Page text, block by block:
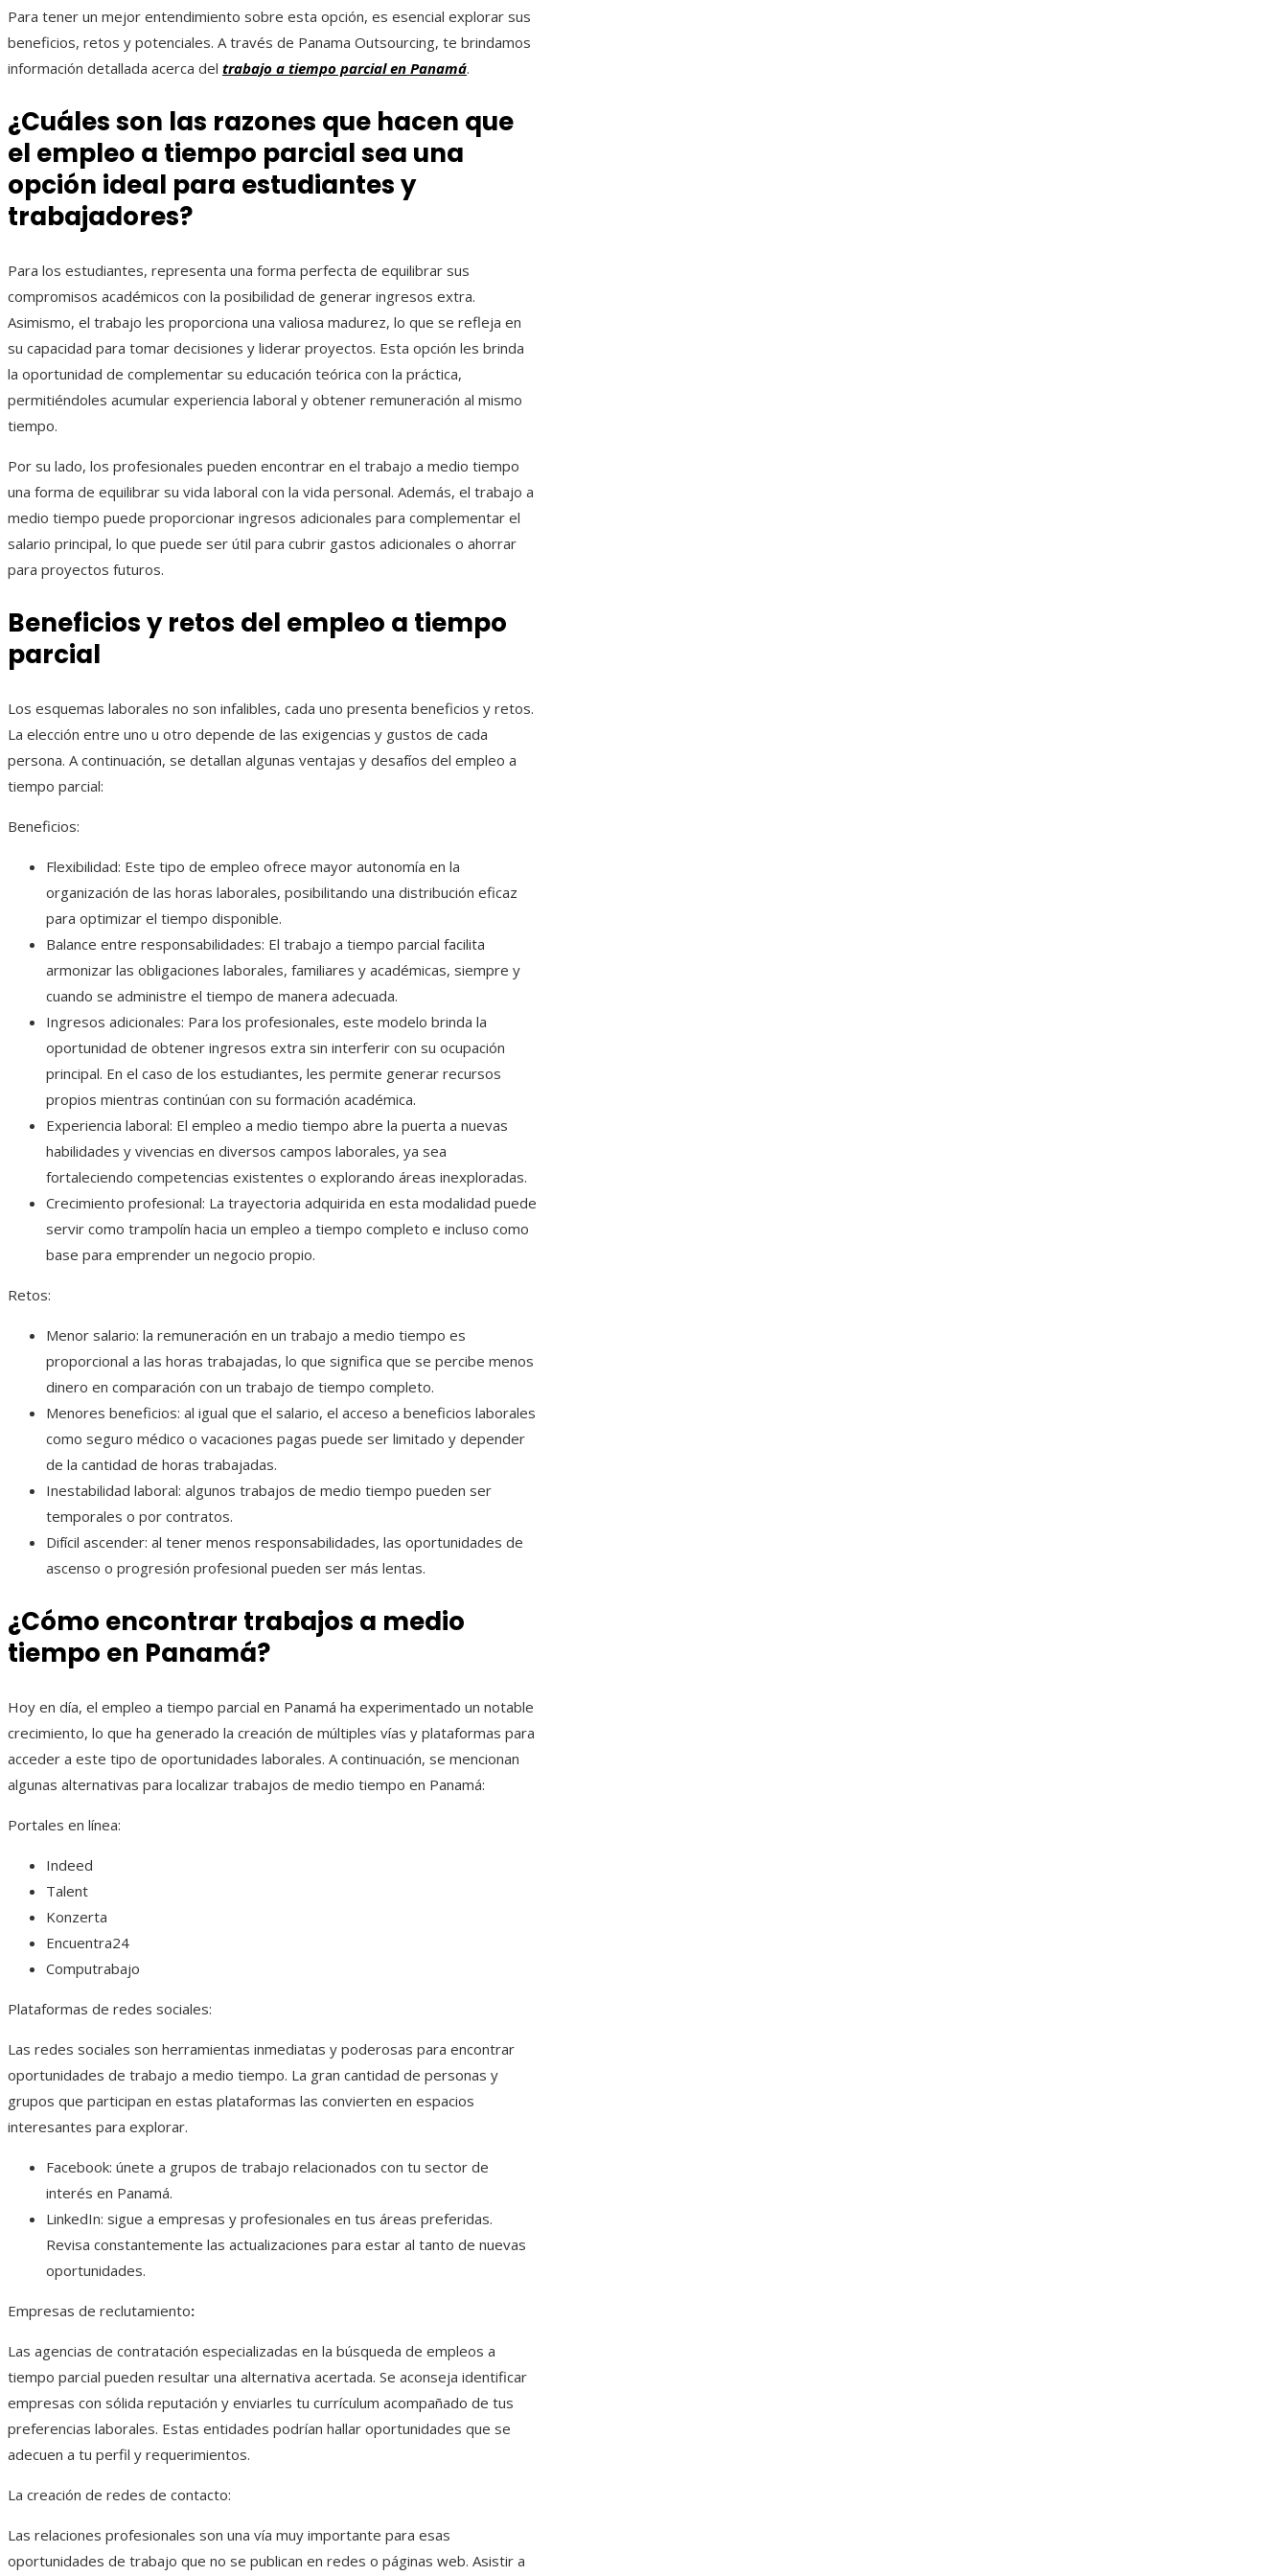
Para tener un mejor entendimiento sobre esta opción, es esencial explorar sus
beneficios, retos y potenciales. A través de Panama Outsourcing, te brindamos
información detallada acerca del trabajo a tiempo parcial en Panamá.
¿Cuáles son las razones que hacen que
el empleo a tiempo parcial sea una
opción ideal para estudiantes y
trabajadores?
Para los estudiantes, representa una forma perfecta de equilibrar sus
compromisos académicos con la posibilidad de generar ingresos extra.
Asimismo, el trabajo les proporciona una valiosa madurez, lo que se refleja en
su capacidad para tomar decisiones y liderar proyectos. Esta opción les brinda
la oportunidad de complementar su educación teórica con la práctica,
permitiéndoles acumular experiencia laboral y obtener remuneración al mismo
tiempo.
Por su lado, los profesionales pueden encontrar en el trabajo a medio tiempo
una forma de equilibrar su vida laboral con la vida personal. Además, el trabajo a
medio tiempo puede proporcionar ingresos adicionales para complementar el
salario principal, lo que puede ser útil para cubrir gastos adicionales o ahorrar
para proyectos futuros.
Beneficios y retos del empleo a tiempo
parcial
Los esquemas laborales no son infalibles, cada uno presenta beneficios y retos.
La elección entre uno u otro depende de las exigencias y gustos de cada
persona. A continuación, se detallan algunas ventajas y desafíos del empleo a
tiempo parcial:
Beneficios:
Flexibilidad: Este tipo de empleo ofrece mayor autonomía en la
organización de las horas laborales, posibilitando una distribución eficaz
para optimizar el tiempo disponible.
Balance entre responsabilidades: El trabajo a tiempo parcial facilita
armonizar las obligaciones laborales, familiares y académicas, siempre y
cuando se administre el tiempo de manera adecuada.
Ingresos adicionales: Para los profesionales, este modelo brinda la
oportunidad de obtener ingresos extra sin interferir con su ocupación
principal. En el caso de los estudiantes, les permite generar recursos
propios mientras continúan con su formación académica.
Experiencia laboral: El empleo a medio tiempo abre la puerta a nuevas
habilidades y vivencias en diversos campos laborales, ya sea
fortaleciendo competencias existentes o explorando áreas inexploradas.
Crecimiento profesional: La trayectoria adquirida en esta modalidad puede
servir como trampolín hacia un empleo a tiempo completo e incluso como
base para emprender un negocio propio.
Retos:
Menor salario: la remuneración en un trabajo a medio tiempo es
proporcional a las horas trabajadas, lo que significa que se percibe menos
dinero en comparación con un trabajo de tiempo completo.
Menores beneficios: al igual que el salario, el acceso a beneficios laborales
como seguro médico o vacaciones pagas puede ser limitado y depender
de la cantidad de horas trabajadas.
Inestabilidad laboral: algunos trabajos de medio tiempo pueden ser
temporales o por contratos.
Difícil ascender: al tener menos responsabilidades, las oportunidades de
ascenso o progresión profesional pueden ser más lentas.
¿Cómo encontrar trabajos a medio
tiempo en Panamá?
Hoy en día, el empleo a tiempo parcial en Panamá ha experimentado un notable
crecimiento, lo que ha generado la creación de múltiples vías y plataformas para
acceder a este tipo de oportunidades laborales. A continuación, se mencionan
algunas alternativas para localizar trabajos de medio tiempo en Panamá:
Portales en línea:
Indeed
Talent
Konzerta
Encuentra24
Computrabajo
Plataformas de redes sociales:
Las redes sociales son herramientas inmediatas y poderosas para encontrar
oportunidades de trabajo a medio tiempo. La gran cantidad de personas y
grupos que participan en estas plataformas las convierten en espacios
interesantes para explorar.
Facebook: únete a grupos de trabajo relacionados con tu sector de
interés en Panamá.
LinkedIn: sigue a empresas y profesionales en tus áreas preferidas.
Revisa constantemente las actualizaciones para estar al tanto de nuevas
oportunidades.
Empresas de reclutamiento:
Las agencias de contratación especializadas en la búsqueda de empleos a
tiempo parcial pueden resultar una alternativa acertada. Se aconseja identificar
empresas con sólida reputación y enviarles tu currículum acompañado de tus
preferencias laborales. Estas entidades podrían hallar oportunidades que se
adecuen a tu perfil y requerimientos.
La creación de redes de contacto:
Las relaciones profesionales son una vía muy importante para esas
oportunidades de trabajo que no se publican en redes o páginas web. Asistir a